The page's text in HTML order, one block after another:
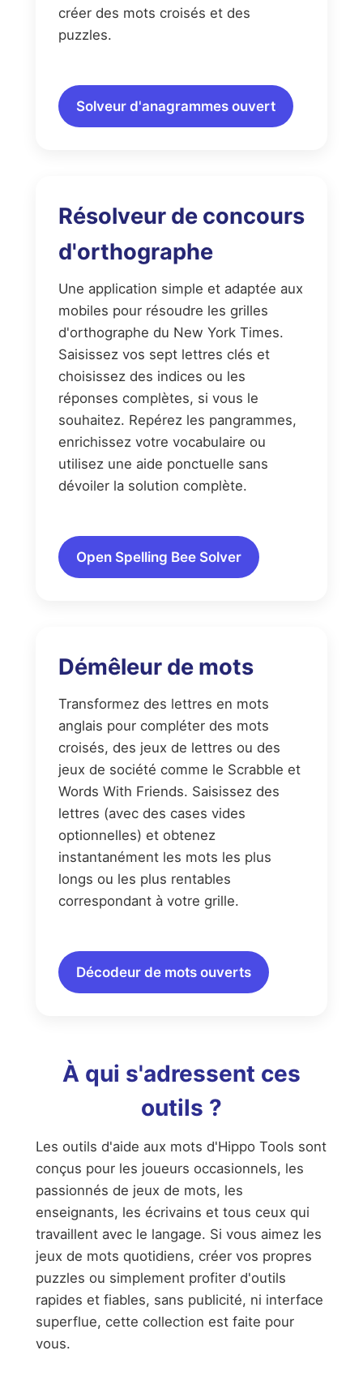
créer des mots croisés et des
puzzles.
Solveur d'anagrammes ouvert
Résolveur de concours
d'orthographe
Une application simple et adaptée aux
mobiles pour résoudre les grilles
d'orthographe du New York Times.
Saisissez vos sept lettres clés et
choisissez des indices ou les
réponses complètes, si vous le
souhaitez. Repérez les pangrammes,
enrichissez votre vocabulaire ou
utilisez une aide ponctuelle sans
dévoiler la solution complète.
Open Spelling Bee Solver
Démêleur de mots
Transformez des lettres en mots
anglais pour compléter des mots
croisés, des jeux de lettres ou des
jeux de société comme le Scrabble et
Words With Friends. Saisissez des
lettres (avec des cases vides
optionnelles) et obtenez
instantanément les mots les plus
longs ou les plus rentables
correspondant à votre grille.
Décodeur de mots ouverts
À qui s'adressent ces
outils ?
Les outils d'aide aux mots d'Hippo Tools sont
conçus pour les joueurs occasionnels, les
passionnés de jeux de mots, les
enseignants, les écrivains et tous ceux qui
travaillent avec le langage. Si vous aimez les
jeux de mots quotidiens, créer vos propres
puzzles ou simplement profiter d'outils
rapides et fiables, sans publicité, ni interface
superflue, cette collection est faite pour
vous.